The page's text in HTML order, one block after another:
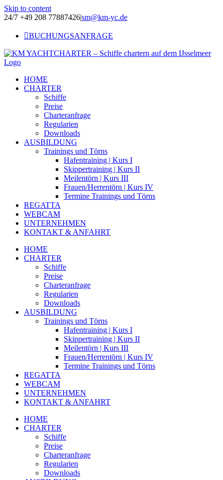
Skip to content
24/7 +49 208 77887426|sm@km-yc.de
BUCHUNGSANFRAGE
HOME
CHARTER
Schiffe
Preise
Charteranfrage
Regularien
Downloads
AUSBILDUNG
Trainings und Törns
Hafentraining | Kurs I
Skippertraining | Kurs II
Meilentörn | Kurs III
Frauen/Herrentörn | Kurs IV
Termine Trainings und Törns
REGATTA
WEBCAM
UNTERNEHMEN
KONTAKT & ANFAHRT
HOME
CHARTER
Schiffe
Preise
Charteranfrage
Regularien
Downloads
AUSBILDUNG
Trainings und Törns
Hafentraining | Kurs I
Skippertraining | Kurs II
Meilentörn | Kurs III
Frauen/Herrentörn | Kurs IV
Termine Trainings und Törns
REGATTA
WEBCAM
UNTERNEHMEN
KONTAKT & ANFAHRT
HOME
CHARTER
Schiffe
Preise
Charteranfrage
Regularien
Downloads